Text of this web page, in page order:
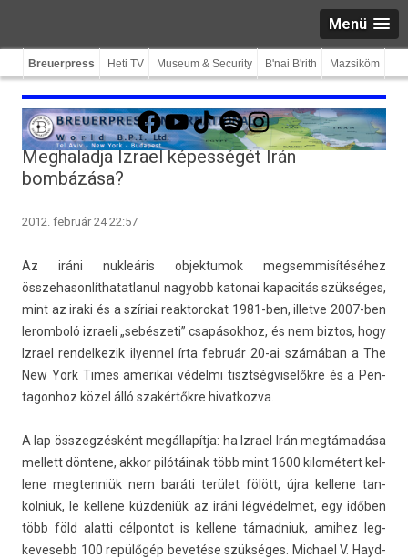
Menü
Breuerpress Heti TV Museum & Security B'nai B'rith Mazsiköm
Facebook
YouTube
TikTokSpotifyInstagram
Meghaladja Izrael képességét Irán
bombázása?
2012. február 24 22:57
Az iráni nukleáris ob­jek­tumok meg­semmisítéséhez
összehason­líthatat­lanul nagyobb katonai kapacitás szükséges,
mint az iraki és a szíriai rea­ktorokat 1981-ben, il­let­ve 2007-ben
lerom­boló iz­raeli „sebészeti” csapások­hoz, és nem bi­ztos, hogy
Iz­rael re­ndel­kezik il­yen­nel írta február 20-ai számában a The
New York Times amerikai védelmi tisztség­viselők­re és a Pen­
tagon­hoz közel álló szakértőkre hivat­kozva.
A lap összeg­zésként megállapítja: ha Iz­rael Irán megtámadása
mel­lett döntene, akkor pilótáinak több mint 1600 kilométert kel­
lene meg­tenniük nem baráti terület fölött, újra kel­lene tan­
kolniuk, le kel­lene küzdeniük az iráni lég­védel­met, egy időben
több föld al­at­ti cél­pontot is kel­lene támad­niuk, amihez leg­
kevesebb 100 repülőgép bevetése szükséges. Mic­hael V. Hayd­